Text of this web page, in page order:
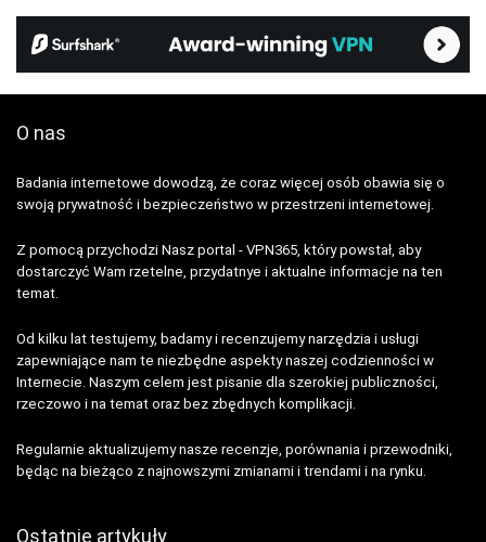
O nas
Badania internetowe dowodzą, że coraz więcej osób obawia się o
swoją prywatność i bezpieczeństwo w przestrzeni internetowej.
Z pomocą przychodzi Nasz portal - VPN365, który powstał, aby
dostarczyć Wam rzetelne, przydatnye i aktualne informacje na ten
temat.
Od kilku lat testujemy, badamy i recenzujemy narzędzia i usługi
zapewniające nam te niezbędne aspekty naszej codzienności w
Internecie. Naszym celem jest pisanie dla szerokiej publiczności,
rzeczowo i na temat oraz bez zbędnych komplikacji.
Regularnie aktualizujemy nasze recenzje, porównania i przewodniki,
będąc na bieżąco z najnowszymi zmianami i trendami i na rynku.
Ostatnie artykuły